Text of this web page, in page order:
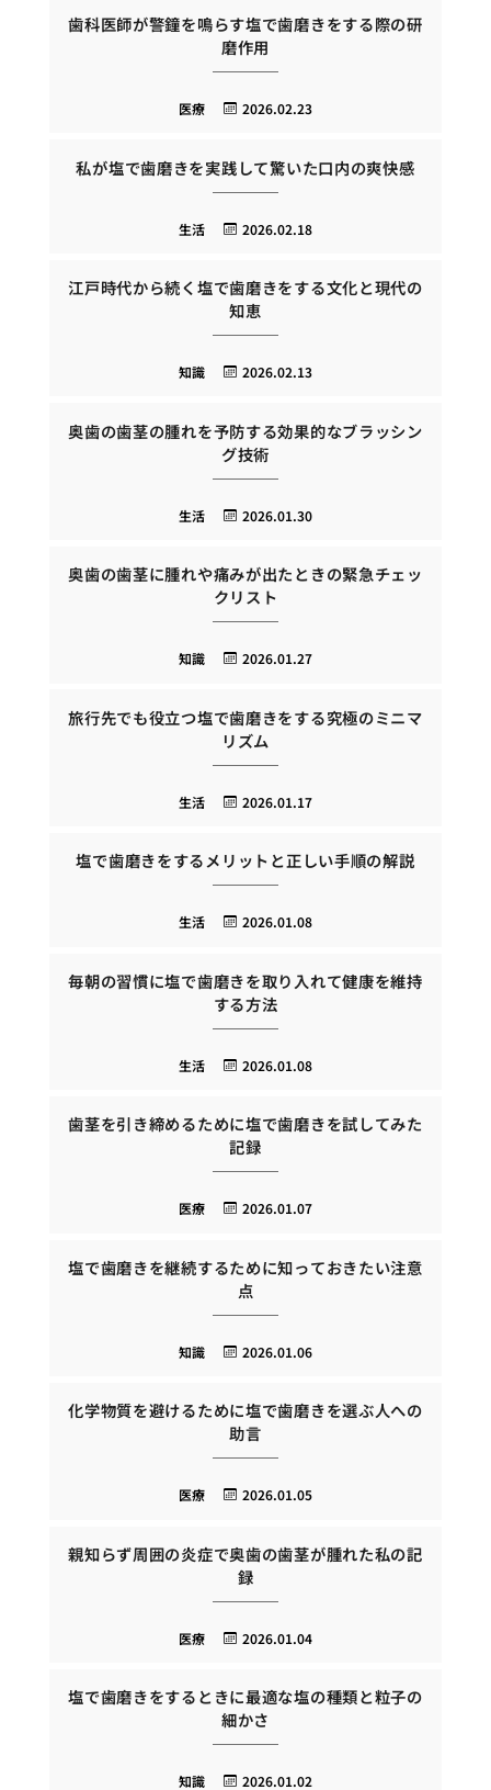
歯科医師が警鐘を鳴らす塩で歯磨きをする際の研
磨作用
2026.02.23
医療
私が塩で歯磨きを実践して驚いた口内の爽快感
2026.02.18
生活
江戸時代から続く塩で歯磨きをする文化と現代の
知恵
2026.02.13
知識
奥歯の歯茎の腫れを予防する効果的なブラッシン
グ技術
2026.01.30
生活
奥歯の歯茎に腫れや痛みが出たときの緊急チェッ
クリスト
2026.01.27
知識
旅行先でも役立つ塩で歯磨きをする究極のミニマ
リズム
2026.01.17
生活
塩で歯磨きをするメリットと正しい手順の解説
2026.01.08
生活
毎朝の習慣に塩で歯磨きを取り入れて健康を維持
する方法
2026.01.08
生活
歯茎を引き締めるために塩で歯磨きを試してみた
記録
2026.01.07
医療
塩で歯磨きを継続するために知っておきたい注意
点
2026.01.06
知識
化学物質を避けるために塩で歯磨きを選ぶ人への
助言
2026.01.05
医療
親知らず周囲の炎症で奥歯の歯茎が腫れた私の記
録
2026.01.04
医療
塩で歯磨きをするときに最適な塩の種類と粒子の
細かさ
2026.01.02
知識